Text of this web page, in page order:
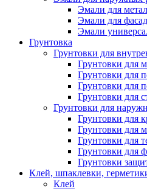
Эмали для
Эмали для
Эмали
Грунтовка
Грунтовки для
Грунтовки для
Грунтовки для
Грунтовки для
Грунтовки для
Грунтовки для
Грунтовки для
Грунтовки для
Грунтовки для
Грунтовки для
Грунтовки
Клей, шпаклевки,
Клей